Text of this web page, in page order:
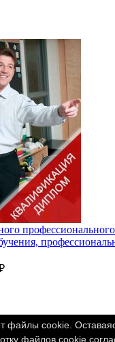
файлы cookie.
файлов cookie